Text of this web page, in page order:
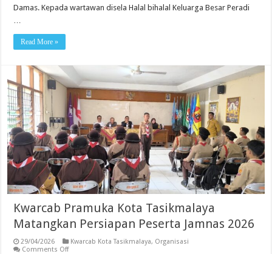
Damas. Kepada wartawan disela Halal bihalal Keluarga Besar Peradi
Read More »
Kwarcab Pramuka Kota Tasikmalaya
Matangkan Persiapan Peserta Jamnas 2026
29/04/2026 Kwarcab Kota Tasikmalaya, Organisasi
Comments Offon